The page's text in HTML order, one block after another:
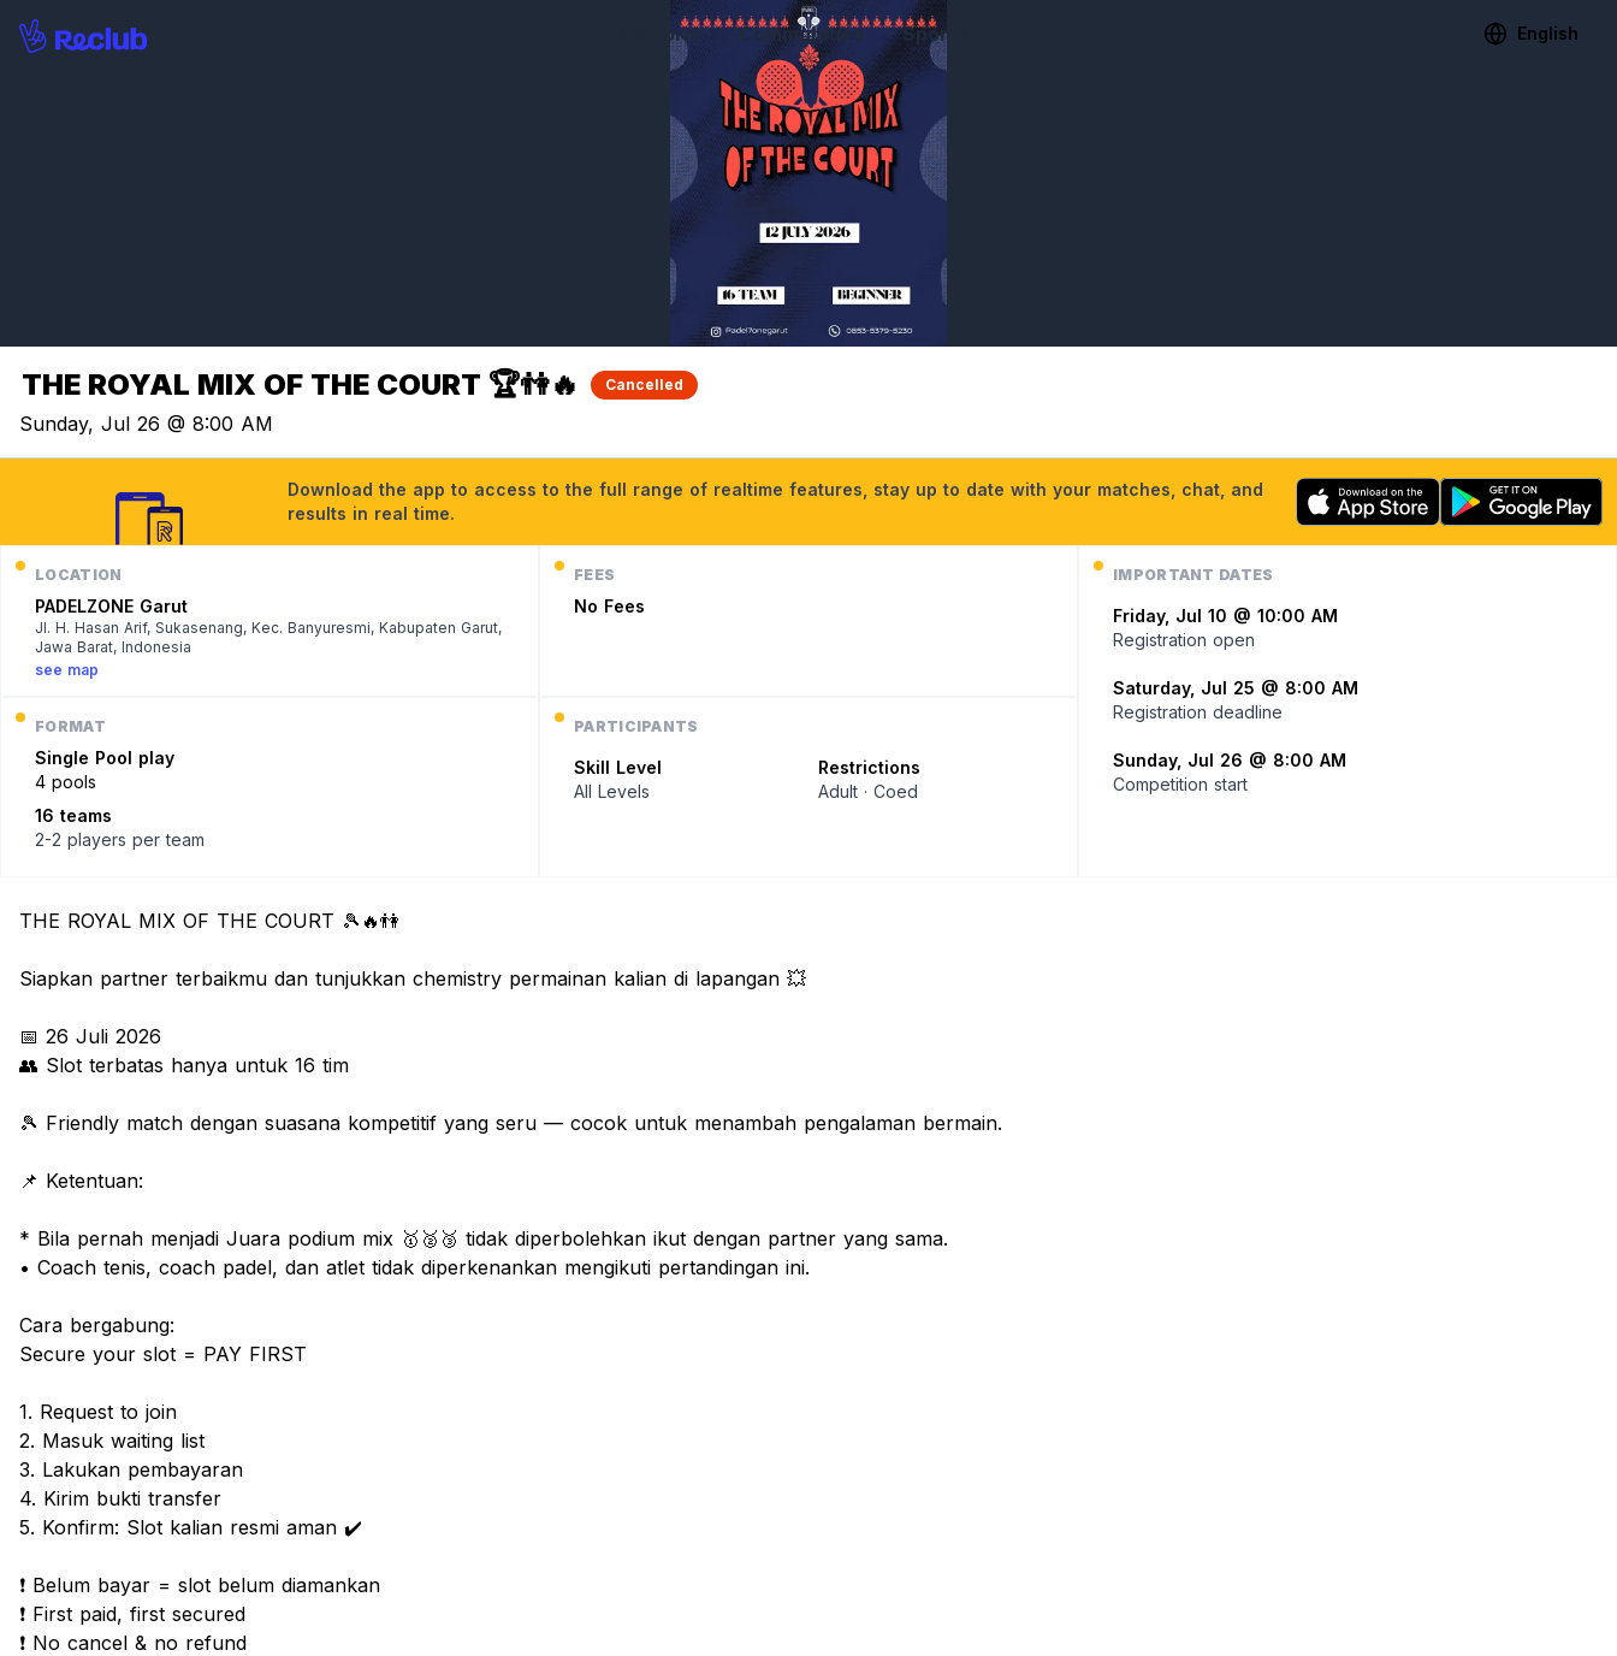
Platform Communities Sports English
THE ROYAL MIX OF THE COURT 🏆👫🔥 Cancelled
Sunday, Jul 26 @ 8:00 AM
Download the app to access to the full range of realtime features, stay up to date with your matches, chat, and
results in real time.
LOCATION
PADELZONE Garut
Jl. H. Hasan Arif, Sukasenang, Kec. Banyuresmi, Kabupaten Garut,
Jawa Barat, Indonesia
see map
FEES
No Fees
FORMAT
Single Pool play
4 pools
16 teams
2-2 players per team
PARTICIPANTS
Skill Level
All Levels
Restrictions
Adult · Coed
IMPORTANT DATES
Friday, Jul 10 @ 10:00 AM
Registration open
Saturday, Jul 25 @ 8:00 AM
Registration deadline
Sunday, Jul 26 @ 8:00 AM
Competition start
THE ROYAL MIX OF THE COURT 🎾🔥👫
Siapkan partner terbaikmu dan tunjukkan chemistry permainan kalian di lapangan 💥
📅 26 Juli 2026
👥 Slot terbatas hanya untuk 16 tim
🎾 Friendly match dengan suasana kompetitif yang seru — cocok untuk menambah pengalaman bermain.
📌 Ketentuan:
* Bila pernah menjadi Juara podium mix 🥇🥈🥉 tidak diperbolehkan ikut dengan partner yang sama.
• Coach tenis, coach padel, dan atlet tidak diperkenankan mengikuti pertandingan ini.
Cara bergabung:
Secure your slot = PAY FIRST
1. Request to join
2. Masuk waiting list
3. Lakukan pembayaran
4. Kirim bukti transfer
5. Konfirm: Slot kalian resmi aman ✔️
❗ Belum bayar = slot belum diamankan
❗ First paid, first secured
❗ No cancel & no refund